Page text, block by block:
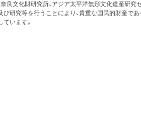
良文化財研究所、アジア太平洋無形文化遺産研究
研究等を行うことにより、貴重な国民的財産で
います。